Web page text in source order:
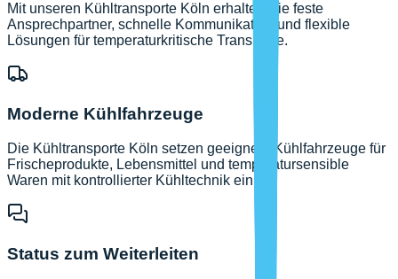
Mit unseren Kühltransporte Köln erhalten Sie feste
Ansprechpartner, schnelle Kommunikation und flexible
Lösungen für temperaturkritische Transporte.
Moderne Kühlfahrzeuge
Die Kühltransporte Köln setzen geeignete Kühlfahrzeuge für
Frischeprodukte, Lebensmittel und temperatursensible
Waren mit kontrollierter Kühltechnik ein.
Status zum Weiterleiten